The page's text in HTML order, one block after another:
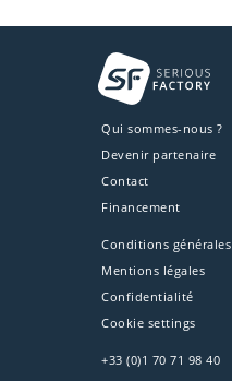
Qui sommes-nous ?
Devenir partenaire
Contact
Financement
Conditions générales
Mentions légales
Confidentialité
Cookie settings
+33 (0)1 70 71 98 40